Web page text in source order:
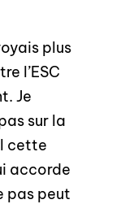
plus
l’ESC
Je
sur la
cette
accorde
pas peut